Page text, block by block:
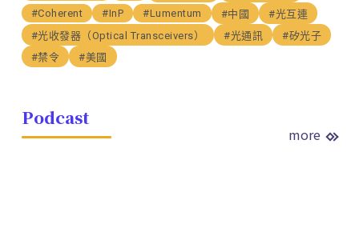
#Coherent
#InP #Lumentum #中國
#光互連
#光收發器（Optical Transceivers）
#光通訊
#矽光子
#禁令
#美國
Podcast
more